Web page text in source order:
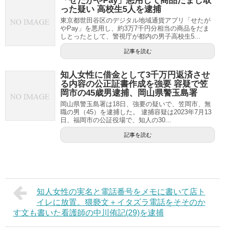
った疑い 高校生5人を逮捕
東京都世田谷区のデジタル地域通貨アプリ「せたが
やPay」を悪用し、約3万7千円分相当の商品をだま
しとったとして、警視庁が都内の男子高校生5...
記事を読む
知人女性に借金として3千万円返済させ
る内容の公正証書作成を強要 容疑で笠
岡市の45歳男逮捕、岡山県警玉島署
岡山県警玉島署は18日、強要の疑いで、笠岡市、無
職の男（45）を逮捕した。 逮捕容疑は2023年7月13
日、福岡市の公証役場で、知人の30...
記事を読む
知人女性の実名と電話番号をメモに書いて店ト
イレに放置。猥褻文＋イタズラ電話をそそのか
す文も書いた看護師の中川侑記(29)を逮捕